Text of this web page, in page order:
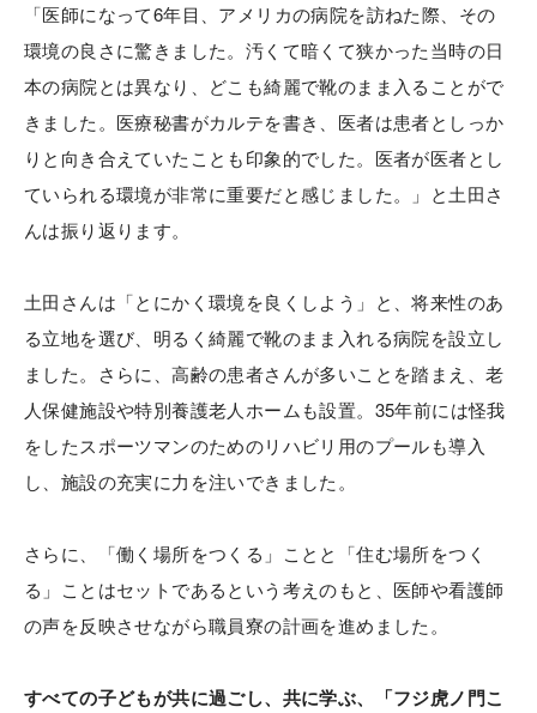
「医師になって6年目、アメリカの病院を訪ねた際、その
環境の良さに驚きました。汚くて暗くて狭かった当時の日
本の病院とは異なり、どこも綺麗で靴のまま入ることがで
きました。医療秘書がカルテを書き、医者は患者としっか
りと向き合えていたことも印象的でした。医者が医者とし
ていられる環境が非常に重要だと感じました。」と土田さ
んは振り返ります。
土田さんは「とにかく環境を良くしよう」と、将来性のあ
る立地を選び、明るく綺麗で靴のまま入れる病院を設立し
ました。さらに、高齢の患者さんが多いことを踏まえ、老
人保健施設や特別養護老人ホームも設置。35年前には怪我
をしたスポーツマンのためのリハビリ用のプールも導入
し、施設の充実に力を注いできました。
さらに、「働く場所をつくる」ことと「住む場所をつく
る」ことはセットであるという考えのもと、医師や看護師
の声を反映させながら職員寮の計画を進めました。
すべての子どもが共に過ごし、共に学ぶ、「フジ虎ノ門こ